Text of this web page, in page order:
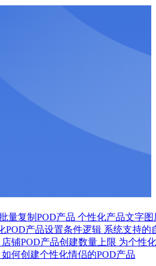
量复制POD产品 个性化产品文字图
POD产品设置条件逻辑 系统支持的
店铺POD产品创建数量上限 为个性化
如何创建个性化情侣的POD产品